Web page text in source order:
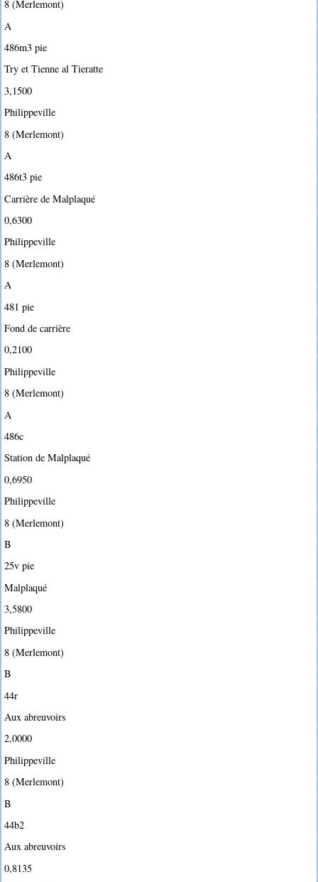
8 (Merlemont)
A
486m3 pie
Try et Tienne al Tieratte
3,1500
Philippeville
8 (Merlemont)
A
486t3 pie
Carrière de Malplaqué
0,6300
Philippeville
8 (Merlemont)
A
481 pie
Fond de carrière
0,2100
Philippeville
8 (Merlemont)
A
486c
Station de Malplaqué
0,6950
Philippeville
8 (Merlemont)
B
25v pie
Malplaqué
3,5800
Philippeville
8 (Merlemont)
B
44r
Aux abreuvoirs
2,0000
Philippeville
8 (Merlemont)
B
44b2
Aux abreuvoirs
0,8135